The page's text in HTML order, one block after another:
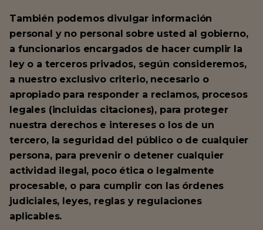
También podemos divulgar información
personal y no personal sobre usted al gobierno,
a funcionarios encargados de hacer cumplir la
ley o a terceros privados, según consideremos,
a nuestro exclusivo criterio, necesario o
apropiado para responder a reclamos, procesos
legales (incluidas citaciones), para proteger
nuestra derechos e intereses o los de un
tercero, la seguridad del público o de cualquier
persona, para prevenir o detener cualquier
actividad ilegal, poco ética o legalmente
procesable, o para cumplir con las órdenes
judiciales, leyes, reglas y regulaciones
aplicables.